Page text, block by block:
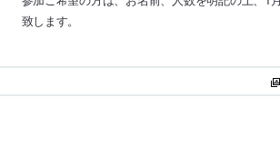
致します。